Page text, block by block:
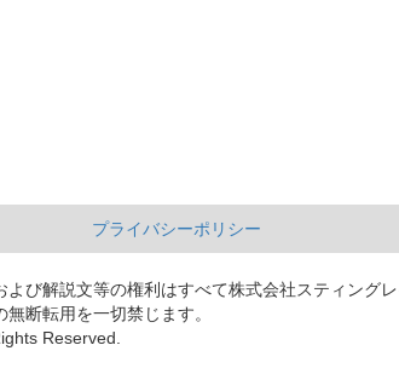
プライバシーポリシー
び解説文等の権利はすべて株式会社スティングレ
断転用を一切禁じます。
Reserved.